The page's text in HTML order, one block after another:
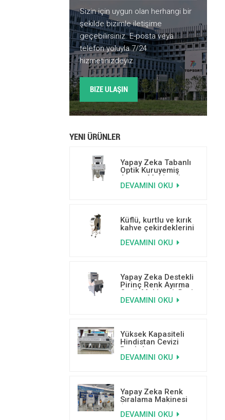
Sizin için uygun olan herhangi bir
şekilde bizimle iletişime
geçebilirsiniz. E-posta veya
telefon yoluyla 7/24
hizmetinizdeyiz.
BIZE ULAŞIN
YENI ÜRÜNLER
Yapay Zeka Tabanlı
Optik Kuruyemiş
Ayırma Makinesi,
500-800 kg/saat
DEVAMINI OKU
Küflü, kurtlu ve kırık
kahve çekirdeklerini
yapay zekalı kahve
DEVAMINI OKU
Yapay Zeka Destekli
Pirinç Renk Ayırma
Optik Makinesi, Derin
Öğrenme Teknolojisi
DEVAMINI OKU
Yüksek Kapasiteli
Hindistan Cevizi
Renk Ayırma
Makinesi Tedarikçisi
DEVAMINI OKU
Yapay Zeka Renk
Sıralama Makinesi
(Antep Fıstığı) Derin
Öğrenme Tabanlı
DEVAMINI OKU